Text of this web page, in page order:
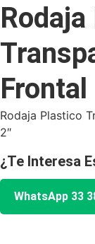
Frontal
Rodaja Plastico
2″
¿Te Interesa
WhatsApp 33